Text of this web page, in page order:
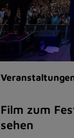
Film zum
sehen